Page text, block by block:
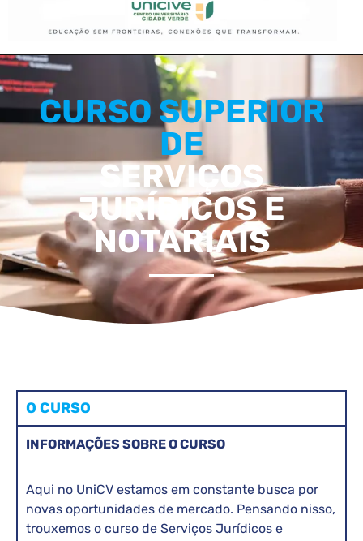
CURSO SUPERIOR
DE
SERVIÇOS
JURÍDICOS E
NOTARIAIS
O CURSO
INFORMAÇÕES SOBRE O CURSO
Aqui no UniCV estamos em constante busca por
novas oportunidades de mercado. Pensando nisso,
trouxemos o curso de Serviços Jurídicos e